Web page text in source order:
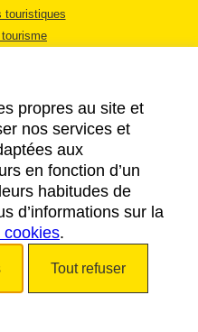
touristiques
LÉGALES
propres au site et
nos services et
aux
en fonction d’un
habitudes de
d’informations sur la
cookies.
Tout refuser